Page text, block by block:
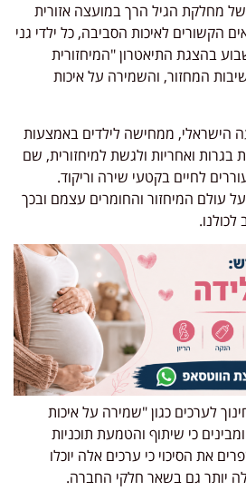
מחלקת הגיל הרך במועצה אזורית
הקשורים לאיכות הסביבה, כל ילדי גני
בהצגת התיאטרון "המיחזורית
המחזור, והשמירה על איכות
הישראלי, ממחישה לילדים באמצעות
בגרות ואחריות ולגשת למיחזורית, שם
לחיים בקטעי שירה וריקוד.
עולם המיחזור והחומרים עצמם ובכך
לערכים כגון "שמירה על איכות
כי שיתוף והטמעת תוכניות
את הסיכוי כי ערכים אלה יוכלו
יותר גם בשאר חלקי החברה.